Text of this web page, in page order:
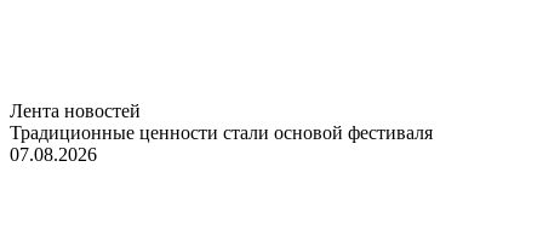
Лента новостей
Традиционные ценности стали основой фестиваля
07.08.2026